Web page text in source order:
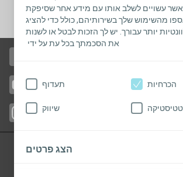
אשר עשויים לשלב אותו עם מידע אחר שסיפקת
מהשימוש שלך בשירותיהם, כולל כדי להציג
יותר עבורך. יש לך הזכות לבטל או לשנות
את הסכמתך בכל עת על ידי
הכרחיות תעדוף
שיווק
הצג פרטים
צפו בסרטונים שלנו
עקבו באינסטגרם
באתר אינטרנט זה אינו מהווה תחליף לייעוץ רפואי
עם הגורם הרפואי המטפל ולעיין תמיד בדפי הוראות